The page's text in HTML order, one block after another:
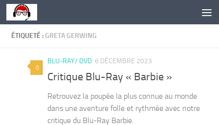
Skip to content
ÉTIQUETÉ : GRETA GERWING
0
BLU-RAY/ DVD 6 DÉCEMBRE 2023
Critique Blu-Ray « Barbie »
Retrouvez la poupée la plus connue au monde
dans une aventure folle et rythmée avec notre
critique du Blu-Ray Barbie.